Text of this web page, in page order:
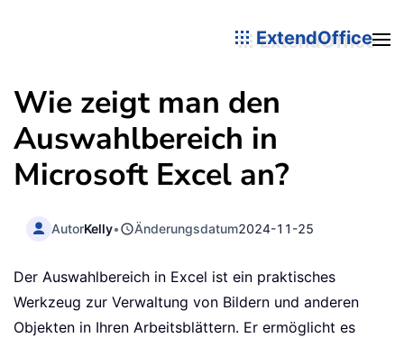
ExtendOffice
Wie zeigt man den
Auswahlbereich in
Microsoft Excel an?
AutorKelly• Änderungsdatum2024-11-25
Der Auswahlbereich in Excel ist ein praktisches
Werkzeug zur Verwaltung von Bildern und anderen
Objekten in Ihren Arbeitsblättern. Er ermöglicht es